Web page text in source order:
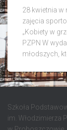
28 kwietnia w
zajęcia
„Kobiety w
PZPN W
młodszych,
Szkoła
im. Włodzimierza